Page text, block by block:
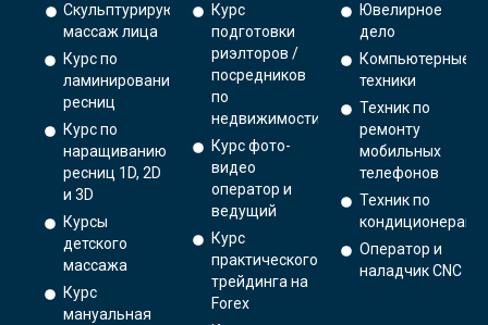
Скульптурирующий
массаж лица
Курс по
ламинированию
ресниц
Курс по
наращиванию
ресниц 1D, 2D
и 3D
Курсы
детского
массажа
Курс
мануальная
Курс
подготовки
риэлторов /
посредников
по
недвижимости
Курс фото-
видео
оператор и
ведущий
Курс
практического
трейдинга на
Forex
Ювелирное
дело
Компьютерные
техники
Техник по
ремонту
мобильных
телефонов
Техник по
кондиционерам
Оператор и
наладчик CNC